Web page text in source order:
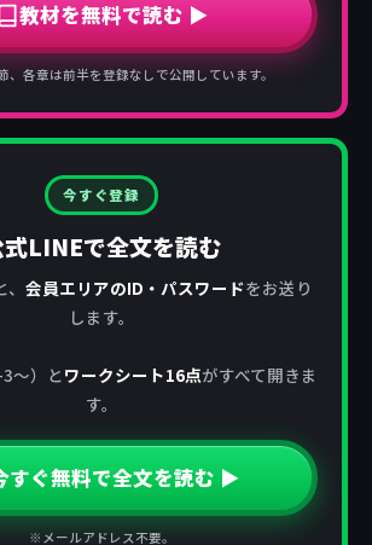
教材を無料で読む ▶
各章は前半を登録なしで公開しています。
今すぐ登録
式LINEで全文を読む
会員エリアのID・パスワードをお送り
します。
〜）とワークシート16点がすべて開きま
す。
すぐ無料で全文を読む ▶
※メールアドレス不要。